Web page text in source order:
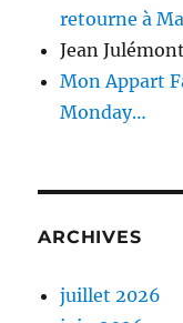
retourne à
Jean Julémont
Mon Appart
Monday…
ARCHIVES
juillet 2026